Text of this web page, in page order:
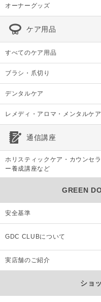
オーナーグッズ
ケア用品
すべてのケア用品
ブラシ・爪切り
デンタルケア
レメディ・アロマ・メンタルケア
通信講座
ホリスティックケア・カウンセラ
ー養成講座など
GREEN
安全基準
GDC CLUBについて
実店舗のご紹介
ショ